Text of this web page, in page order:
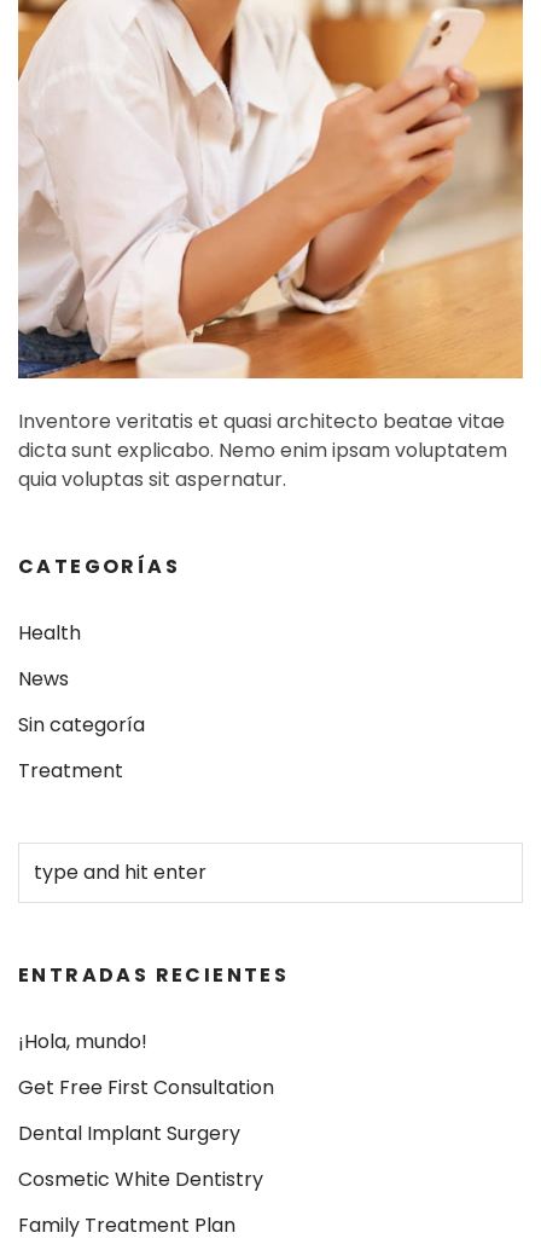
Inventore veritatis et quasi architecto beatae vitae
dicta sunt explicabo. Nemo enim ipsam voluptatem
quia voluptas sit aspernatur.
CATEGORÍAS
Health
News
Sin categoría
Treatment
ENTRADAS RECIENTES
¡Hola, mundo!
Get Free First Consultation
Dental Implant Surgery
Cosmetic White Dentistry
Family Treatment Plan